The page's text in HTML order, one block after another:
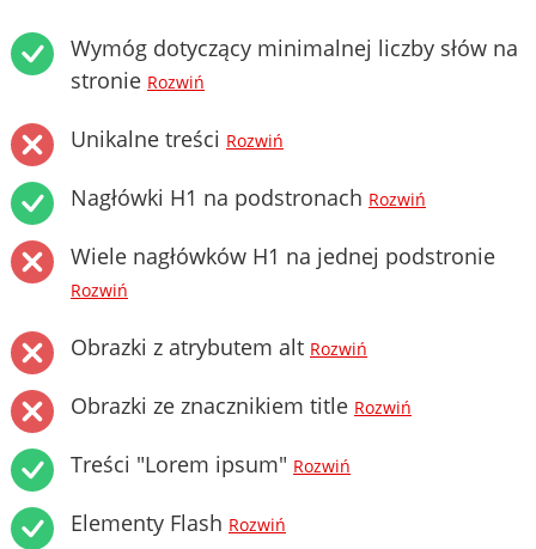
Wymóg dotyczący minimalnej liczby słów na
stronie Rozwiń
Unikalne treści Rozwiń
Nagłówki H1 na podstronach Rozwiń
Wiele nagłówków H1 na jednej podstronie
Rozwiń
Obrazki z atrybutem alt Rozwiń
Obrazki ze znacznikiem title Rozwiń
Treści "Lorem ipsum" Rozwiń
Elementy Flash Rozwiń